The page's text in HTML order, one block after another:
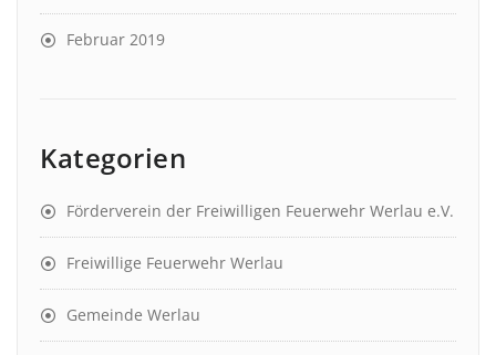
Februar 2019
Kategorien
Förderverein der Freiwilligen Feuerwehr Werlau e.V.
Freiwillige Feuerwehr Werlau
Gemeinde Werlau